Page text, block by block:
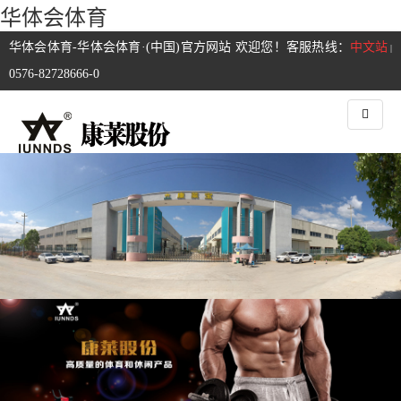
华体会体育
中文站 |
华体会体育-华体会体育·(中国)官方网站 欢迎您！客服热线：
0576-82728666-0